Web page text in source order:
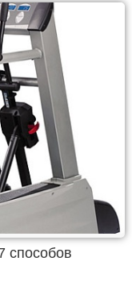
способов